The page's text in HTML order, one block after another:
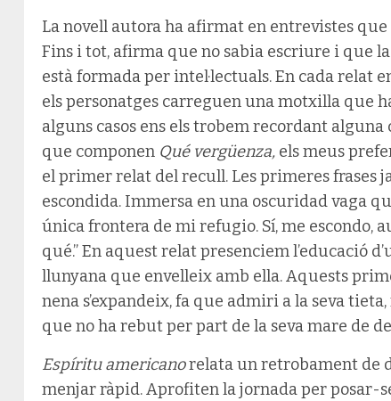
La novell autora ha afirmat en entrevistes
Fins i tot, afirma que no sabia escriure i que
està formada per intel·lectuals. En cada relat
els personatges carreguen una motxilla que
alguns casos ens els trobem recordant alguna
que componen Qué vergüenza, els meus
el primer relat del recull. Les primeres frases
escondida. Immersa en una oscuridad vaga
única frontera de mi refugio. Sí, me escondo,
qué.” En aquest relat presenciem l’educació
llunyana que envelleix amb ella. Aquests
nena s’expandeix, fa que admiri a la seva
que no ha rebut per part de la seva mare de
Espíritu americanorelata un retrobament de
menjar ràpid. Aprofiten la jornada per posar-